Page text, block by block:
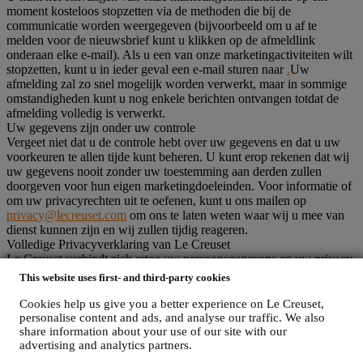
This website uses first- and third-party cookies
Cookies help us give you a better experience on Le Creuset,
personalise content and ads, and analyse our traffic. We also
share information about your use of our site with our
advertising and analytics partners.
moment kosteloos stopzetten via de methoden die bij de
communicatie worden weergegeven (bijvoorbeeld om u af te
melden voor de nieuwsbrief kunt u klikken op de afmeldlink
onderaan elke e-mail). Als u een van onze marketingactiviteiten wilt
stopzetten, kunt u in ieder geval een e-mail sturen naar .Uw
afmelding zal zo snel mogelijk worden verwerkt, maar in sommige
omstandigheden kunt u nog enkele berichten ontvangen totdat de
afmelding volledig is verwerkt.
Uw gegevens zijn onder uw controle
Vergeet niet dat u de controle hebt over uw gegevens en dat u uw
voorkeuren te allen tijde kunt beheren. U kunt erop rekenen dat wij
uw gegevens nooit zonder uw toestemming aan derden zullen
doorgeven voor hun eigen marketingdoeleinden. Voor informatie of
om uw privacyrechten uit te oefenen, kunt u ons mailen op
privacy@lecreuset.com om ons te laten weten waar wij u mee van
dienst kunnen zijn en wij zullen tijdig reageren.
Volledige Privacyverklaring van Le Creuset
Le Creuset verbindt zich ertoe uw persoonsgegevens en uw privacy
te beschermen en in deze verklaring wordt uitgelegd hoe wij uw
persoonsgegevens verzamelen en verwerken in overeenstemming
met de EU-wetgeving inzake gegevensbescherming (met inbegrip
van de EU Algemene Verordening Gegevensbescherming
2016/679) en de wet inzake gegevensbescherming die van
toepassing is in uw land, gebied of locatie (de